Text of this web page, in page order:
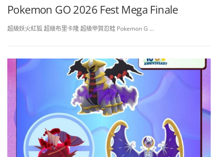
Pokemon GO 2026 Fest Mega Finale
超級妖火紅狐 超級布里卡隆 超級甲賀忍蛙 Pokemon G …